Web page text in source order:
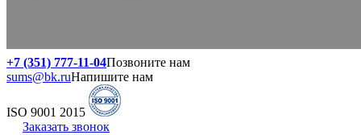
+7 (351) 777-11-04Позвоните нам
sums@bk.ruНапишите нам
ISO 9001 2015
Заказать звонок